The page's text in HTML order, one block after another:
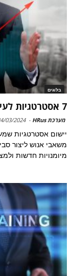
בלוגים
7 אסטרטגיות לעידוד צמיחה מקצועית של עובדים
מערכת HRus -
03/2024
יישום אסטרטגיות
משאבי אנוש ליצור
מיומנויות חדשות